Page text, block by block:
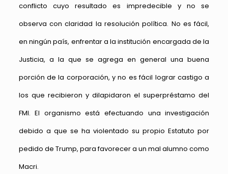
conflicto cuyo resultado es impredecible y no se
observa con claridad la resolución política. No es fácil,
en ningún país, enfrentar a la institución encargada de la
Justicia, a la que se agrega en general una buena
porción de la corporación, y no es fácil lograr castigo a
los que recibieron y dilapidaron el superpréstamo del
FMI. El organismo está efectuando una investigación
debido a que se ha violentado su propio Estatuto por
pedido de Trump, para favorecer a un mal alumno como
Macri.